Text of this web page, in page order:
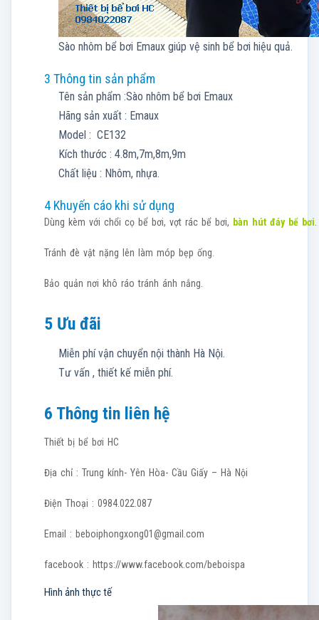
Sào nhôm bể bơi Emaux giúp vệ sinh bể bơi hiệu quả.
3 Thông tin sản phẩm
Tên sản phẩm :Sào nhôm bể bơi Emaux
Hãng sản xuất : Emaux
Model : CE132
Kích thước : 4.8m,7m,8m,9m
Chất liệu : Nhôm, nhựa.
4 Khuyến cáo khi sử dụng
Dùng kèm với chổi cọ bể bơi, vợt rác bể bơi, bàn hút đáy bể bơi
Tránh đè vật nặng lên làm móp bẹp ống.
Bảo quản nơi khô ráo tránh ánh nắng.
5 Ưu đãi
Miễn phí vận chuyển nội thành Hà Nội.
Tư vấn , thiết kế miễn phí.
6 Thông tin liên hệ
Thiết bị bể bơi HC
Địa chỉ : Trung kính- Yên Hòa- Cầu Giấy – Hà Nội
Điện Thoại : 0984.022.087
Email : beboiphongxong01@gmail.com
facebook : https://www.facebook.com/beboispa
Hình ảnh thực tế